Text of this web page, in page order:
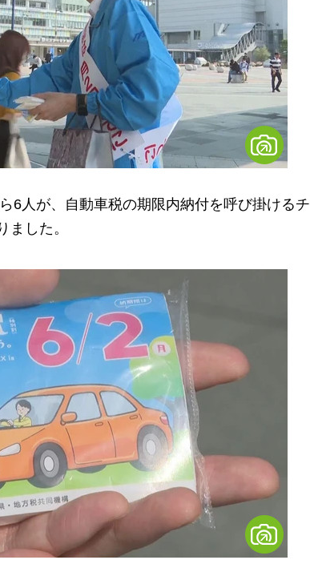
6人が、自動車税の期限内納付を呼び掛けるチ
ました。